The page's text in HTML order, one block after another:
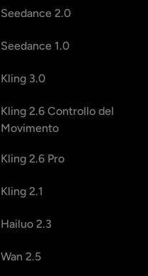
Seedance 2.0
Seedance 1.0
Kling 3.0
Kling 2.6 Controllo del
Movimento
Kling 2.6 Pro
Kling 2.1
Hailuo 2.3
Wan 2.5